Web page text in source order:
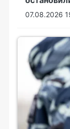
07.08.2026